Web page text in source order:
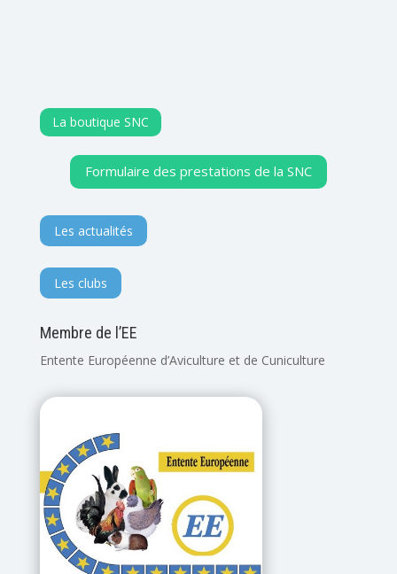
La boutique SNC
Formulaire des prestations de la SNC
Les actualités
Les clubs
Membre de l’EE
Entente Européenne d’Aviculture et de Cuniculture